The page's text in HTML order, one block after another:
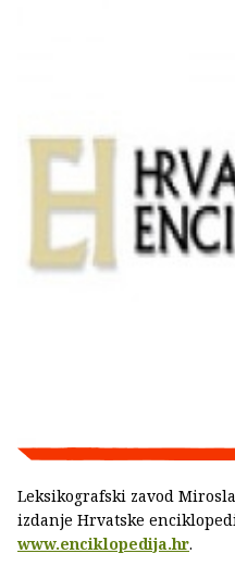
Leksikografski zavod
izdanje Hrvatske
www.enciklopedija.hr.